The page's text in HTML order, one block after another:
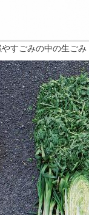
やすごみの中の生ご